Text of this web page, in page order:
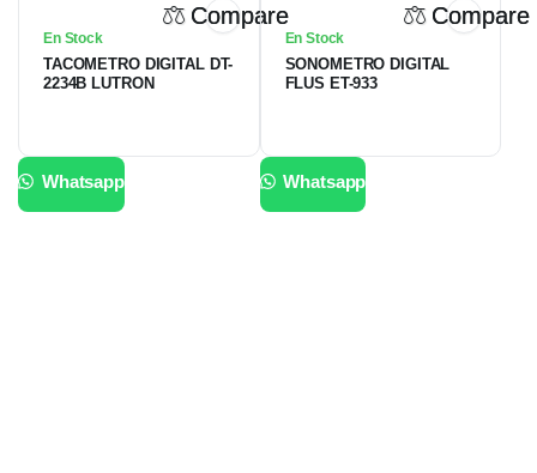
Compare
En Stock
TACOMETRO DIGITAL DT-
2234B LUTRON
Whatsapp
Compare
En Stock
SONOMETRO DIGITAL
FLUS ET-933
Whatsapp